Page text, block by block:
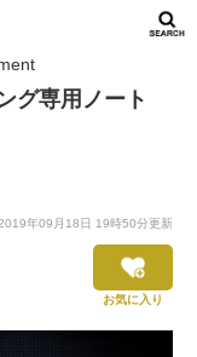
グ専用ノート
年09月18日 19時50分更新
お気に入り